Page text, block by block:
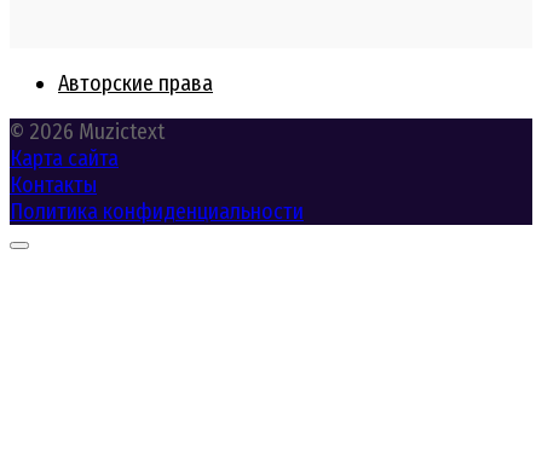
Авторские права
© 2026 Muzictext
Карта сайта
Контакты
Политика конфиденциальности